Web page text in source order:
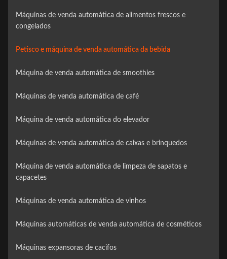
Máquinas de venda automática de alimentos frescos e
congelados
Petisco e máquina de venda automática da bebida
Máquina de venda automática de smoothies
Máquinas de venda automática de café
Máquina de venda automática do elevador
Máquinas de venda automática de caixas e brinquedos
Máquina de venda automática de limpeza de sapatos e
capacetes
Máquinas de venda automática de vinhos
Máquinas automáticas de venda automática de cosméticos
Máquinas expansoras de cacifos